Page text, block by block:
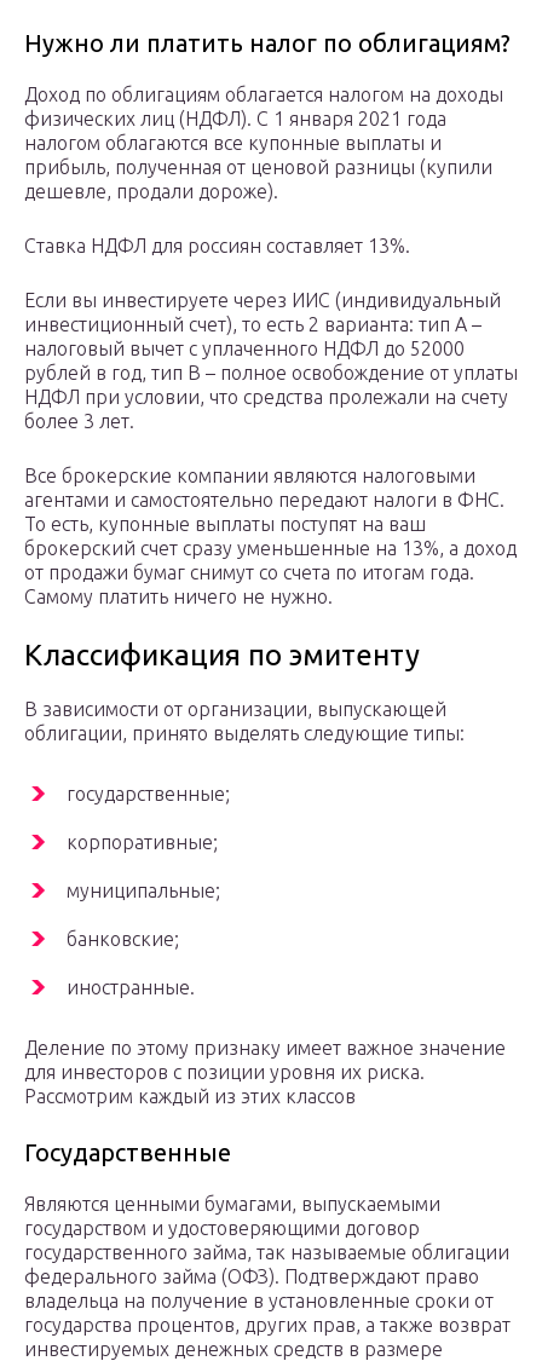
Нужно ли платить налог по облигациям?
Доход по облигациям облагается налогом на доходы
физических лиц (НДФЛ). С 1 января 2021 года
налогом облагаются все купонные выплаты и
прибыль, полученная от ценовой разницы (купили
дешевле, продали дороже).
Ставка НДФЛ для россиян составляет 13%.
Если вы инвестируете через ИИС (индивидуальный
инвестиционный счет), то есть 2 варианта: тип А –
налоговый вычет с уплаченного НДФЛ до 52000
рублей в год, тип В – полное освобождение от уплаты
НДФЛ при условии, что средства пролежали на счету
более 3 лет.
Все брокерские компании являются налоговыми
агентами и самостоятельно передают налоги в ФНС.
То есть, купонные выплаты поступят на ваш
брокерский счет сразу уменьшенные на 13%, а доход
от продажи бумаг снимут со счета по итогам года.
Самому платить ничего не нужно.
Классификация по эмитенту
В зависимости от организации, выпускающей
облигации, принято выделять следующие типы:
государственные;
корпоративные;
муниципальные;
банковские;
иностранные.
Деление по этому признаку имеет важное значение
для инвесторов с позиции уровня их риска.
Рассмотрим каждый из этих классов
Государственные
Являются ценными бумагами, выпускаемыми
государством и удостоверяющими договор
государственного займа, так называемые облигации
федерального займа (ОФЗ). Подтверждают право
владельца на получение в установленные сроки от
государства процентов, других прав, а также возврат
инвестируемых денежных средств в размере